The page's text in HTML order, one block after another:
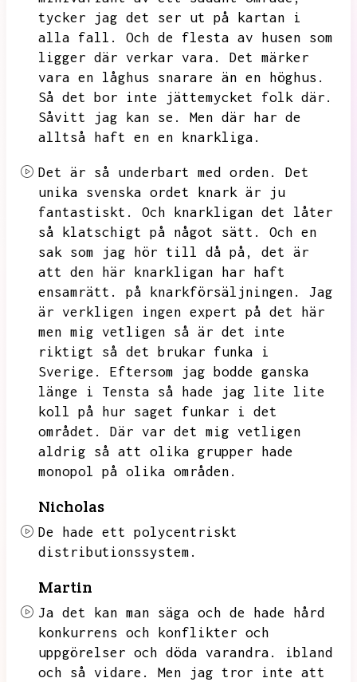
tycker jag det ser ut på kartan i
alla fall.
Och de flesta av husen som
ligger där verkar vara.
Det märker
vara en låghus snarare än en höghus.
Så det bor inte jättemycket folk där.
Såvitt jag kan se.
Men där har de
alltså haft en en knarkliga.
Det är så underbart med orden.
Det
unika svenska ordet knark är ju
fantastiskt.
Och knarkligan det låter
så klatschigt på något sätt.
Och en
sak som jag hör till då på,
det är
att den här knarkligan har haft
ensamrätt.
på knarkförsäljningen.
Jag
är verkligen ingen expert på det här
men mig vetligen så är det inte
riktigt så det brukar funka i
Sverige.
Eftersom jag bodde ganska
länge i Tensta så hade jag lite lite
koll på hur saget funkar i det
området.
Där var det mig vetligen
aldrig så att olika grupper hade
monopol på olika områden.
Nicholas
De hade ett polycentriskt
distributionssystem.
Martin
Ja det kan man säga och de hade hård
konkurrens och konflikter och
uppgörelser och döda varandra.
ibland
och så vidare.
Men jag tror inte att